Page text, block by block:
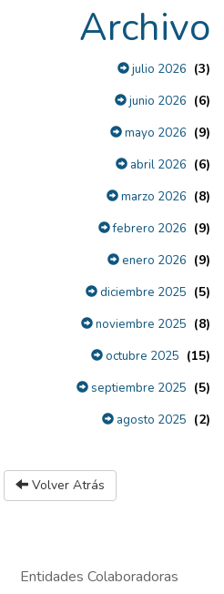
Archivo
julio 2026 (3)
junio 2026 (6)
mayo 2026 (9)
abril 2026 (6)
marzo 2026 (8)
febrero 2026 (9)
enero 2026 (9)
diciembre 2025 (5)
noviembre 2025 (8)
octubre 2025 (15)
septiembre 2025 (5)
agosto 2025 (2)
Volver Atrás
Entidades Colaboradoras